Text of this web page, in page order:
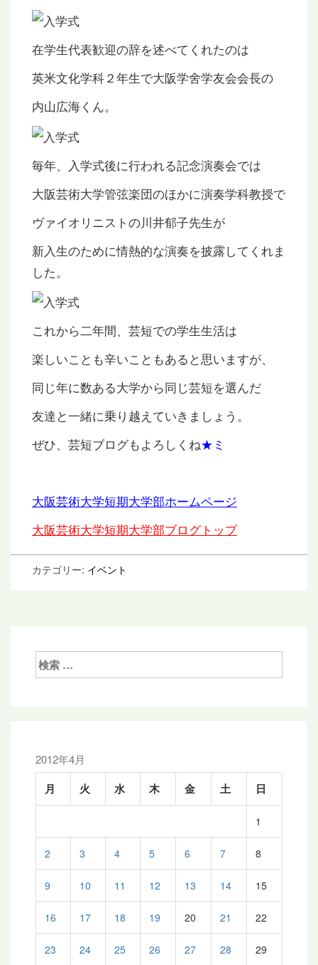
在学生代表歓迎の辞を述べてくれたのは
英米文化学科２年生で大阪学舍学友会会長の
内山広海くん。
毎年、入学式後に行われる記念演奏会では
大阪芸術大学管弦楽団のほかに演奏学科教授で
ヴァイオリニストの川井郁子先生が
新入生のために情熱的な演奏を披露してくれま
した。
これから二年間、芸短での学生生活は
楽しいことも辛いこともあると思いますが、
同じ年に数ある大学から同じ芸短を選んだ
友達と一緒に乗り越えていきましょう。
ぜひ、芸短ブログもよろしくね★ミ
大阪芸術大学短期大学部ホームページ
大阪芸術大学短期大学部ブログトップ
カテゴリー: イベント
検
索:
2012年4月
月 火 水 木 金 土 日
1
2 3 4 5 6 7 8
9 10 11 12 13 14 15
16 17 18 19 20 21 22
23 24 25 26 27 28 29